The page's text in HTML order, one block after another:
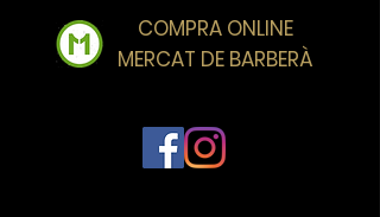
COMPRA ONLINE
MERCAT DE BARBERÀ